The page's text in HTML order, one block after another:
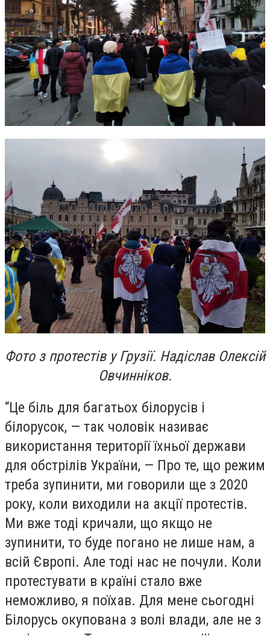
Фото з протестів у Грузії. Надіслав Олексій
Овчинніков.
“Це біль для багатьох білорусів і
білорусок, — так чоловік називає
використання території їхньої держави
для обстрілів України, — Про те, що режим
треба зупинити, ми говорили ще з 2020
року, коли виходили на акції протестів.
Ми вже тоді кричали, що якщо не
зупинити, то буде погано не лише нам, а
всій Європі. Але тоді нас не почули. Коли
протестувати в країні стало вже
неможливо, я поїхав. Для мене сьогодні
Білорусь окупована з волі влади, але не з